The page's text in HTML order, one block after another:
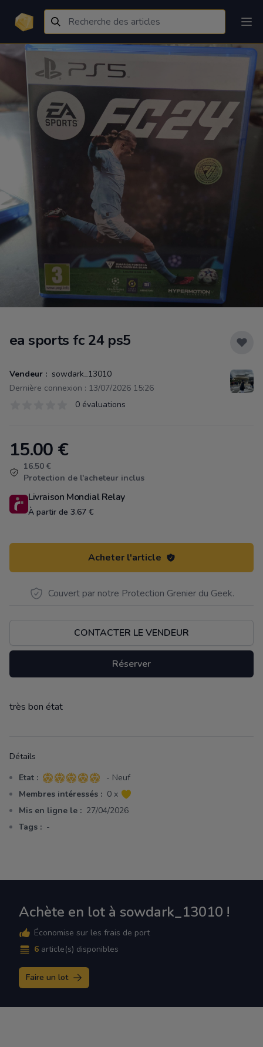
ea sports fc 24 ps5
Vendeur : sowdark_13010
Dernière connexion : 13/07/2026 15:26
0 évaluations
Product information
15.00 €
16.50 €
Protection de l'acheteur inclus
Livraison Mondial Relay
À partir de 3.67 €
Acheter l'article
Couvert par notre Protection Grenier du Geek.
CONTACTER LE VENDEUR
Réserver
Description
très bon état
Détails
Etat : 5 sur 5 étoiles
- Neuf
Membres intéressés : 0 x
Mis en ligne le : 27/04/2026
Tags : -
Achète en lot à sowdark_13010 !
Économise sur les frais de port
6 article(s) disponibles
Faire un lot